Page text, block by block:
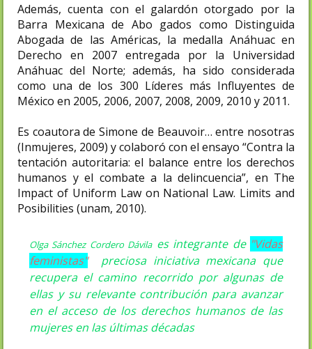
Además, cuenta con el galardón otorgado por la
Barra Mexicana de Abo gados como Distinguida
Abogada de las Américas, la medalla Anáhuac en
Derecho en 2007 entregada por la Universidad
Anáhuac del Norte; además, ha sido considerada
como una de los 300 Líderes más Influyentes de
México en 2005, 2006, 2007, 2008, 2009, 2010 y 2011.
Es coautora de Simone de Beauvoir… entre nosotras
(Inmujeres, 2009) y colaboró con el ensayo “Contra la
tentación autoritaria: el balance entre los derechos
humanos y el combate a la delincuencia”, en The
Impact of Uniform Law on National Law. Limits and
Posibilities (unam, 2010).
Olga Sánchez Cordero Dávilaes integrante de "Vidas
feministas"preciosa iniciativa mexicana que
recupera el camino recorrido por algunas de
ellas y su relevante contribución para avanzar
en el acceso de los derechos humanos de las
mujeres en las últimas décadas